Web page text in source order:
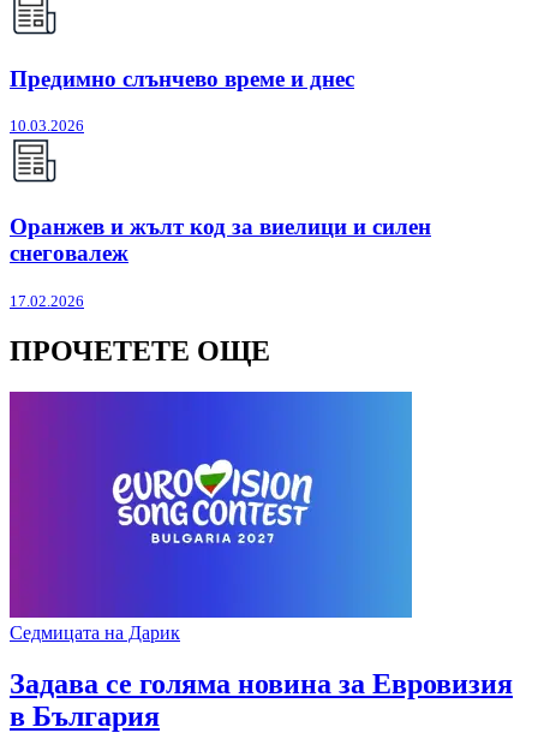
Предимно слънчево време и днес
10.03.2026
Оранжев и жълт код за виелици и силен
снеговалеж
17.02.2026
ПРОЧЕТЕТЕ ОЩЕ
Седмицата на Дарик
Задава се голяма новина за Евровизия
в България